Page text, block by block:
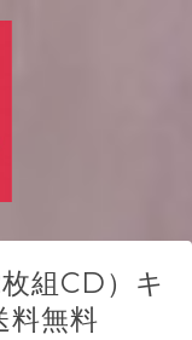
組CD）キ
料無料